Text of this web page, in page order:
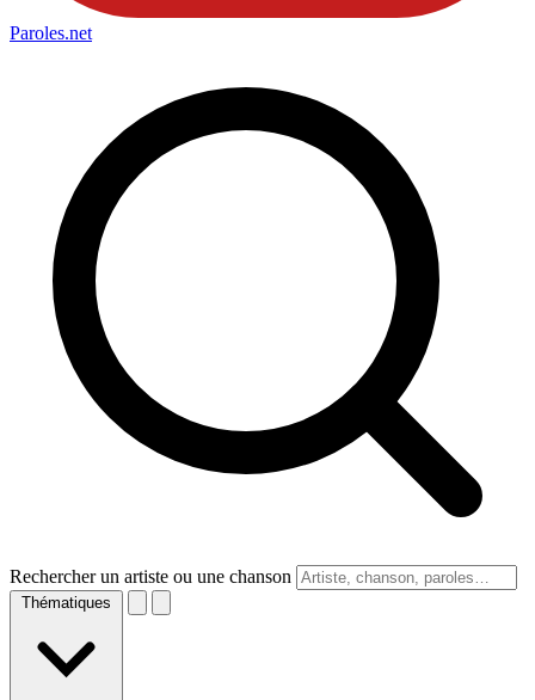
Paroles.net
Rechercher un artiste ou une chanson
Thématiques